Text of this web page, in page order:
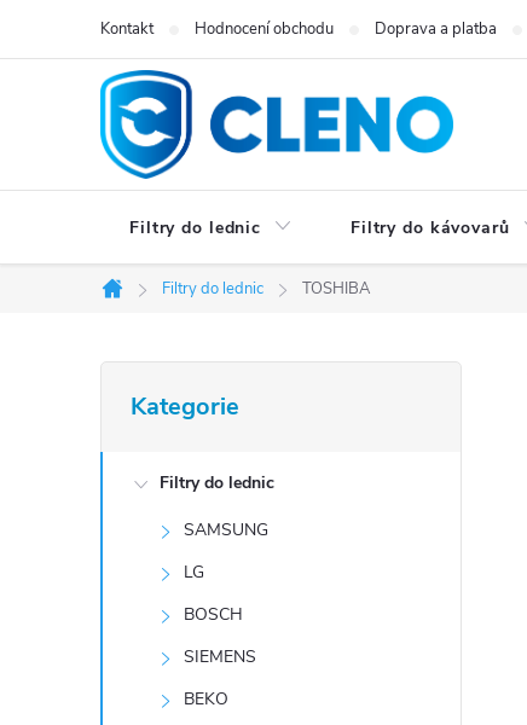
Kontakt Hodnocení obchodu Doprava a platba
Filtry do lednic Filtry do kávovarů
Domů
Filtry do lednic TOSHIBA
kategorie
Kategorie
Filtry do lednic
SAMSUNG
LG
BOSCH
SIEMENS
BEKO